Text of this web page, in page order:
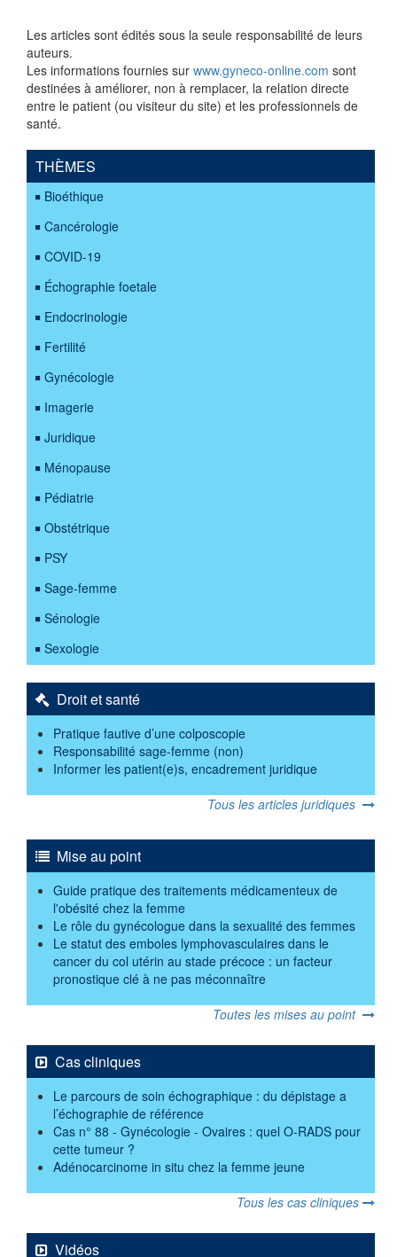
Les articles sont édités sous la seule responsabilité de leurs
auteurs.
Les informations fournies sur www.gyneco-online.com sont
destinées à améliorer, non à remplacer, la relation directe
entre le patient (ou visiteur du site) et les professionnels de
santé.
THÈMES
Bioéthique
Cancérologie
COVID-19
Échographie foetale
Endocrinologie
Fertilité
Gynécologie
Imagerie
Juridique
Ménopause
Pédiatrie
Obstétrique
PSY
Sage-femme
Sénologie
Sexologie
Droit et santé
Pratique fautive d’une colposcopie
Responsabilité sage-femme (non)
Informer les patient(e)s, encadrement juridique
Tous les articles juridiques
Mise au point
Guide pratique des traitements médicamenteux de
l'obésité chez la femme
Le rôle du gynécologue dans la sexualité des femmes
Le statut des emboles lymphovasculaires dans le
cancer du col utérin au stade précoce : un facteur
pronostique clé à ne pas méconnaître
Toutes les mises au point
Cas cliniques
Le parcours de soin échographique : du dépistage a
l’échographie de référence
Cas n° 88 - Gynécologie - Ovaires : quel O-RADS pour
cette tumeur ?
Adénocarcinome in situ chez la femme jeune
Tous les cas cliniques
Vidéos